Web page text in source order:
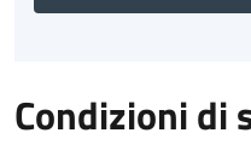
Condizioni di